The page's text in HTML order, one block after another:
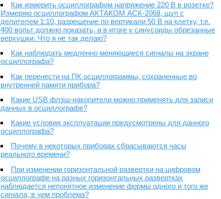
Как измерить осциллографом напряжение 220 В в розетке?
Измеряю осциллографом АКТАКОМ АСК-2068, щуп с
делителем 1:10, разрешение по вертикали 50 В на клетку, т.е.
400 вольт должно показать, а в итоге у синусоиды обрезанные
верхушки. Что я не так делаю?
Как наблюдать медленно меняющиеся сигналы на экране
осциллографа?
Как перенести на ПК осциллограммы, сохраненные во
внутренней памяти прибора?
Какие USB флэш-накопители можно применять для записи
данных в осциллографе?
Какие условия эксплуатации предусмотрены для данного
осциллографа?
Почему в некоторых приборах сбрасываются часы
реального времени?
При изменении горизонтальной развертки на цифровом
осциллографе на разных горизонтальных развертках
наблюдается непонятное изменение формы одного и того же
сигнала, в чем проблема?